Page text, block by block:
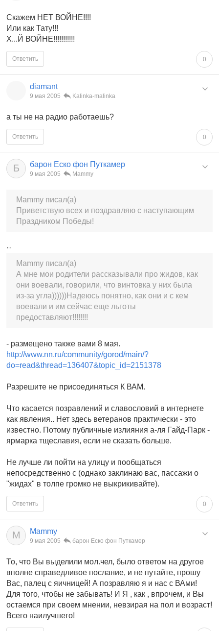
Скажем НЕТ ВОЙНЕ!!!!
Или как Тату!!!
Х...Й ВОЙНЕ!!!!!!!!!!!
0
Ответить
diamant
9 мая 2005 Kalinka-malinka
а ты не на радио работаешь?
0
Ответить
Б барон Еско фон Путкамер
9 мая 2005 Mammy
Mammy писал(а)
Приветствую всех и поздравляю с наступающим
Праздником Победы!
··
Mammy писал(а)
А мне мои родители рассказывали про жидов, как
они воевали, говорили, что винтовка у них была
из-за угла))))))Надеюсь понятно, как они и с кем
воевали и им сейчас еще льготы
предоставляют!!!!!!!!
- размещено также вами 8 мая.
http://www.nn.ru/community/gorod/main/?
do=read&thread=136407&topic_id=2151378
Разрешите не присоединяться К ВАМ.
Что касается позравлений и славословий в интернете
как явления.. Нет здесь ветеранов практически - это
известно. Потому публичные излияния а-ля Гайд-Парк -
ярмарка тщеславия, если не сказать больше.
Не лучше ли пойти на улицу и пообщаться
непосредственно с (однако заклинаю вас, пассажи о
"жидах" в толпе громко не выкрикивайте).
0
Ответить
M Mammy
9 мая 2005 барон Еско фон Путкамер
То, что Вы выделили мол.чел, было ответом на другое
вполне справедливое послание, и не путайте, прошу
Вас, палец с яичницей! А позравляю я и нас с ВАми!
Для того, чтобы не забывать! И Я , как , впрочем, и Вы
остаемся при своем мнении, невзирая на пол и возраст!
Всего наилучшего!